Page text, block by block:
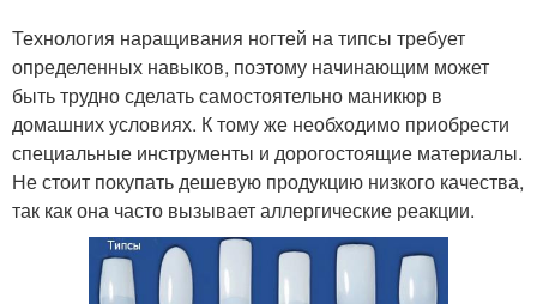
Технология наращивания ногтей на типсы требует
определенных навыков, поэтому начинающим может
быть трудно сделать самостоятельно маникюр в
домашних условиях. К тому же необходимо приобрести
специальные инструменты и дорогостоящие материалы.
Не стоит покупать дешевую продукцию низкого качества,
так как она часто вызывает аллергические реакции.